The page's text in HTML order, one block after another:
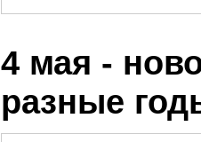
4 мая -
разные